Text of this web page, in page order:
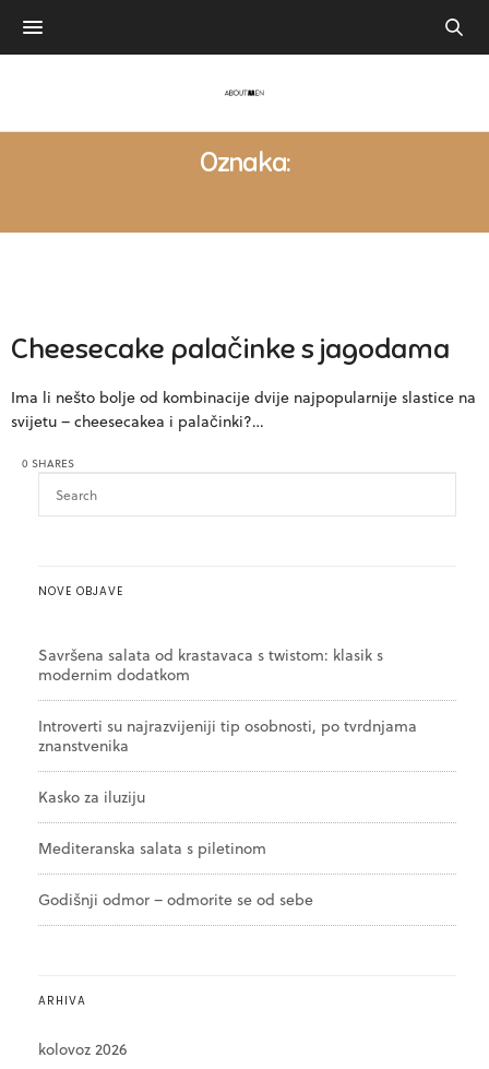
Oznaka:
Cheesecake palačinke s jagodama
Ima li nešto bolje od kombinacije dvije najpopularnije slastice na
svijetu – cheesecakea i palačinki?…
0 SHARES
NOVE OBJAVE
Savršena salata od krastavaca s twistom: klasik s
modernim dodatkom
Introverti su najrazvijeniji tip osobnosti, po tvrdnjama
znanstvenika
Kasko za iluziju
Mediteranska salata s piletinom
Godišnji odmor – odmorite se od sebe
ARHIVA
kolovoz 2026